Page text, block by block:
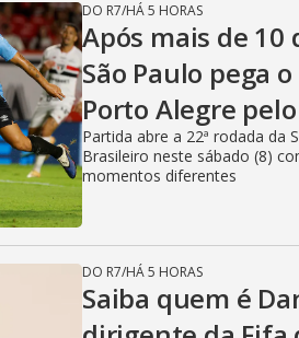
DO R7/HÁ 5 HORAS
Após mais de 10
São Paulo pega
Porto Alegre
Partida abre a 22ª rodada da
Brasileiro neste sábado (8)
momentos diferentes
DO R7/HÁ 5 HORAS
Saiba quem é